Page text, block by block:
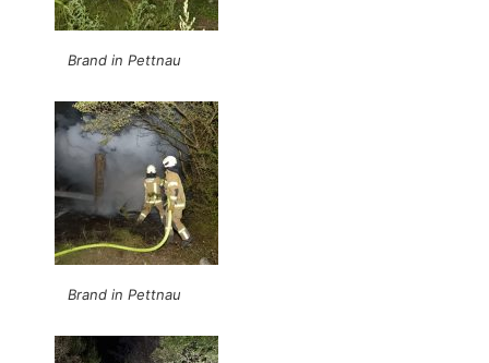
Brand in Pettnau
Brand in Pettnau